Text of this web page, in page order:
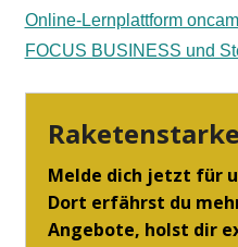
Online-Lernplattform
FOCUS BUSINESS und